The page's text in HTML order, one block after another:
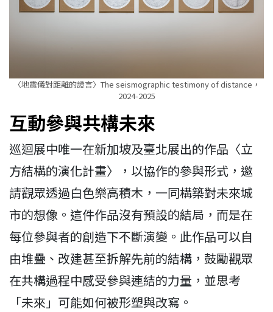
〈地震儀對距離的證言〉The seismographic testimony of distance，
2024-2025
互動參與共構未來
巡迴展中唯一在新加坡及臺北展出的作品〈立
方結構的演化計畫〉，以協作的參與形式，邀
請觀眾透過白色樂高積木，一同構築對未來城
市的想像。這件作品沒有預設的結局，而是在
每位參與者的創造下不斷演變。此作品可以自
由堆疊、改建甚至拆解先前的結構，鼓勵觀眾
在共構過程中感受參與連結的力量，並思考
「未來」可能如何被形塑與改寫。